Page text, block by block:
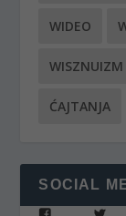
WIDEO
WISZNUIZM
ĆAJTANJA
SOCIAL